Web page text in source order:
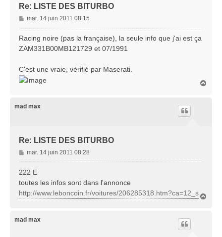
Re: LISTE DES BITURBO
M
e
s
s
e
mar. 14 juin 2011 08:15
Racing noire (pas la française), la seule info que j'ai est ça
ZAM331B00MB121729 et 07/1991
C'est une vraie, vérifié par Maserati.
mad max
Re: LISTE DES BITURBO
M
e
s
a
g
mar. 14 juin 2011 08:28
222 E
toutes les infos sont dans l'annonce
http://www.leboncoin.fr/voitures/206285318.htm?ca=12_s
mad max